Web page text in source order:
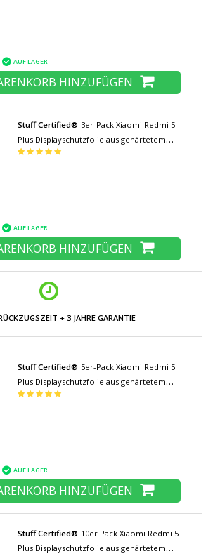
AUF LAGER
HINZUFÜGEN
Stuff Certified® 3er-Pack Xiaomi Redmi 5
Plus Displayschutzfolie aus gehärtetem
Glas Filmglas aus gehärtetem Glas
AUF LAGER
HINZUFÜGEN
+ 3 JAHRE GARANTIE
Stuff Certified® 5er-Pack Xiaomi Redmi 5
Plus Displayschutzfolie aus gehärtetem
Glas Hartglas
AUF LAGER
HINZUFÜGEN
Stuff Certified® 10er Pack Xiaomi Redmi 5
Plus Displayschutzfolie aus gehärtetem